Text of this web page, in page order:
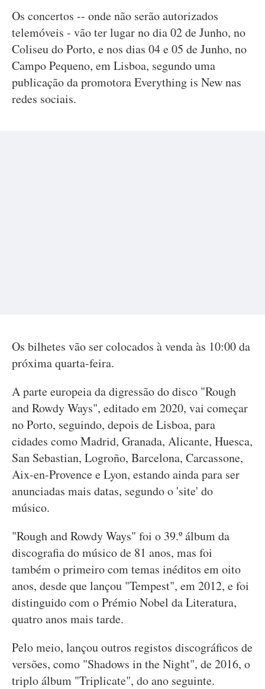
Os concertos -- onde não serão autorizados
telemóveis - vão ter lugar no dia 02 de Junho, no
Coliseu do Porto, e nos dias 04 e 05 de Junho, no
Campo Pequeno, em Lisboa, segundo uma
publicação da promotora Everything is New nas
redes sociais.
Os bilhetes vão ser colocados à venda às 10:00 da
próxima quarta-feira.
A parte europeia da digressão do disco "Rough
and Rowdy Ways", editado em 2020, vai começar
no Porto, seguindo, depois de Lisboa, para
cidades como Madrid, Granada, Alicante, Huesca,
San Sebastian, Logroño, Barcelona, Carcassone,
Aix-en-Provence e Lyon, estando ainda para ser
anunciadas mais datas, segundo o 'site' do
músico.
"Rough and Rowdy Ways" foi o 39.º álbum da
discografia do músico de 81 anos, mas foi
também o primeiro com temas inéditos em oito
anos, desde que lançou "Tempest", em 2012, e foi
distinguido com o Prémio Nobel da Literatura,
quatro anos mais tarde.
Pelo meio, lançou outros registos discográficos de
versões, como "Shadows in the Night", de 2016, o
triplo álbum "Triplicate", do ano seguinte.